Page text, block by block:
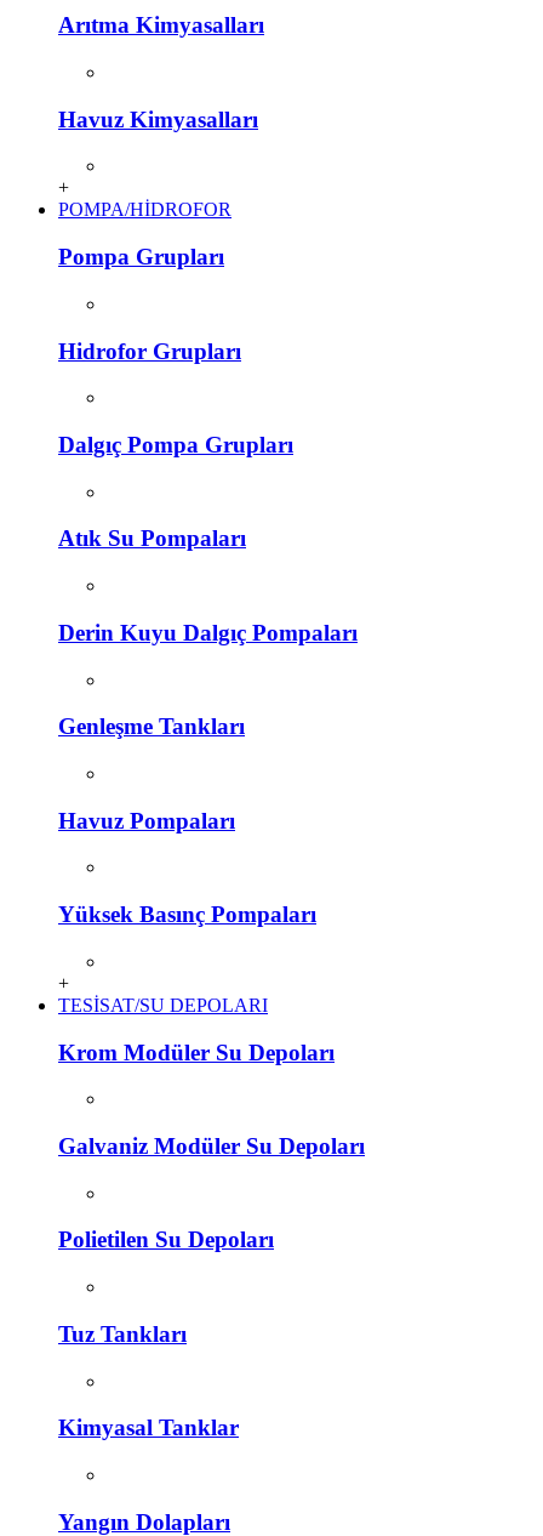
Arıtma Kimyasalları
Havuz Kimyasalları
+
POMPA/HİDROFOR
Pompa Grupları
Hidrofor Grupları
Dalgıç Pompa Grupları
Atık Su Pompaları
Derin Kuyu Dalgıç Pompaları
Genleşme Tankları
Havuz Pompaları
Yüksek Basınç Pompaları
+
TESİSAT/SU DEPOLARI
Krom Modüler Su Depoları
Galvaniz Modüler Su Depoları
Polietilen Su Depoları
Tuz Tankları
Kimyasal Tanklar
Yangın Dolapları